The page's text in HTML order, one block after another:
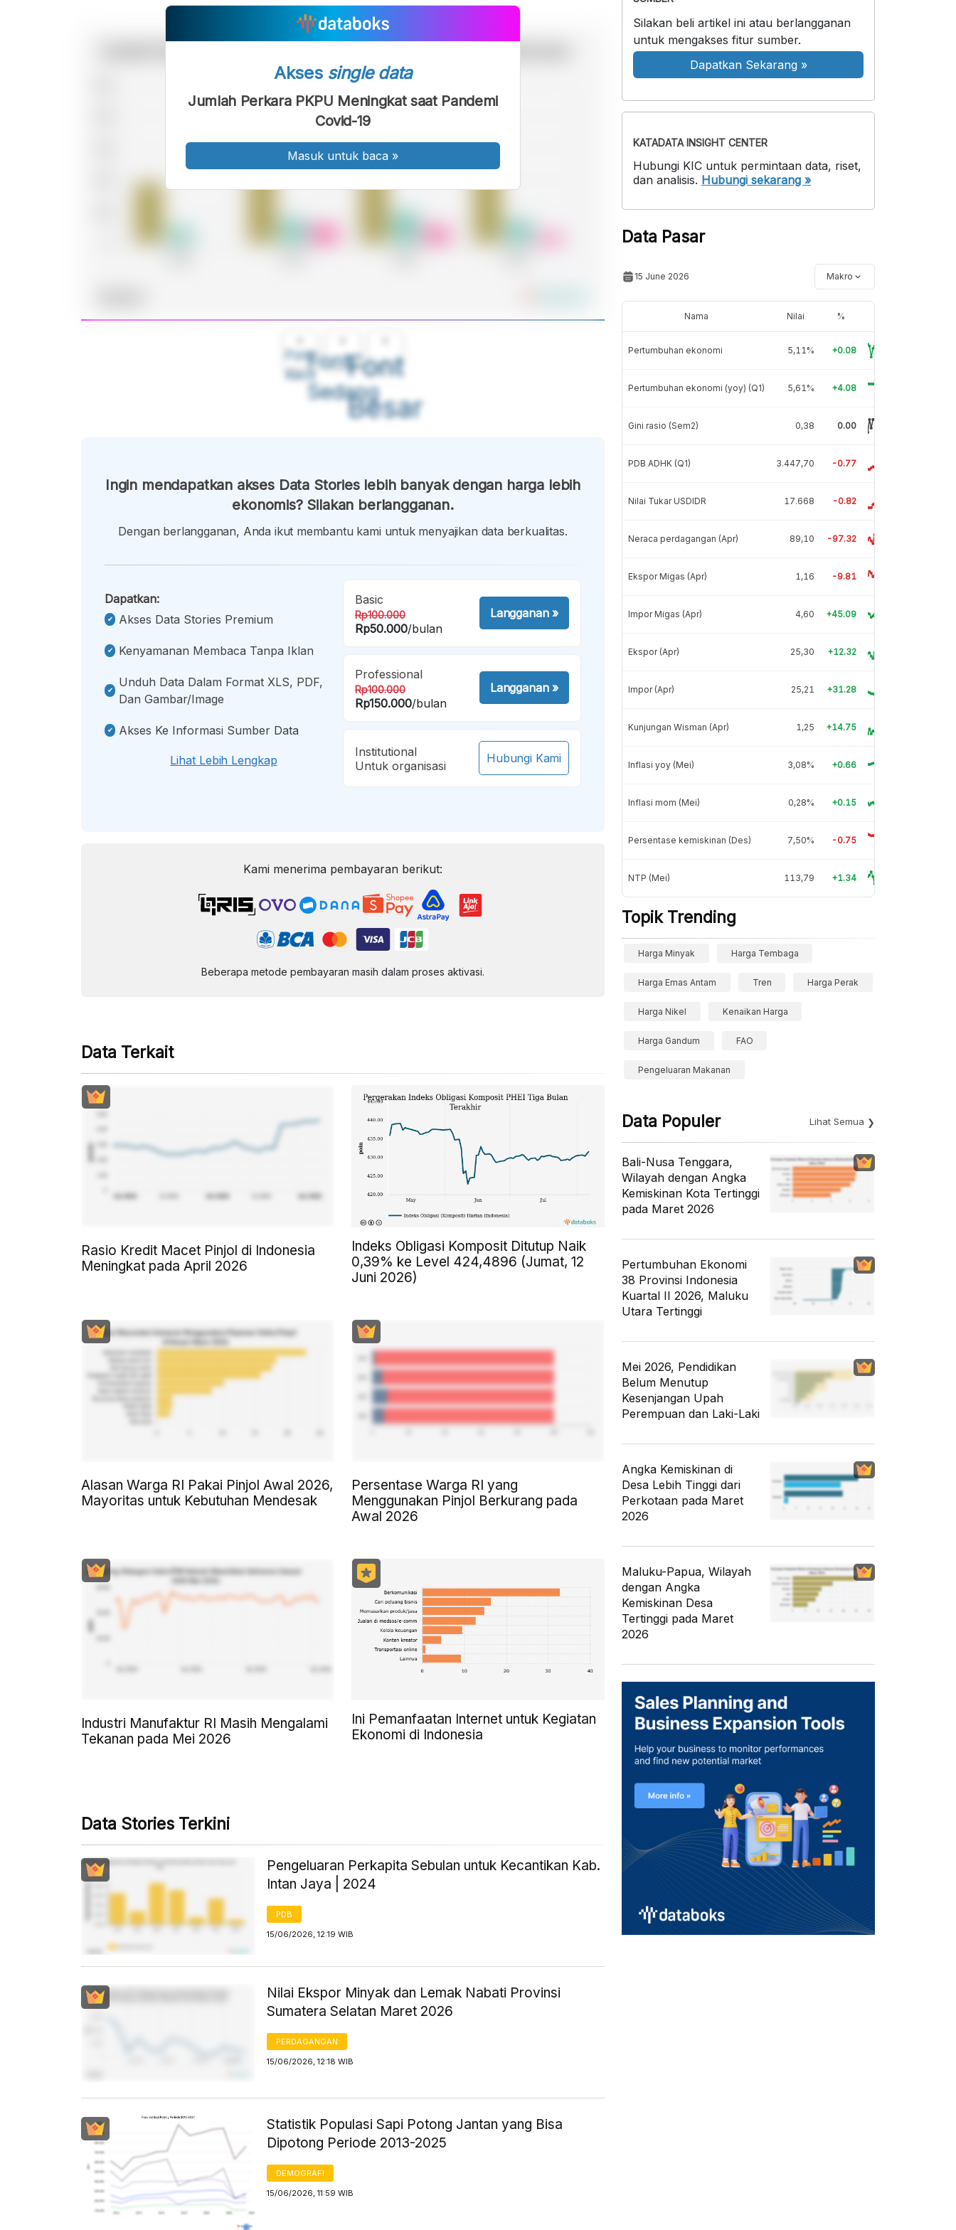
Font
Kecil
Font
Sedang
Font
Besar
Akses single data
Jumlah Perkara PKPU Meningkat saat Pandemi
Covid-19
Masuk untuk baca »
Ingin mendapatkan akses Data Stories lebih banyak dengan harga lebih
ekonomis? Silakan berlangganan.
Dengan berlangganan, Anda ikut membantu kami untuk menyajikan data berkualitas.
Dapatkan:
Akses Data Stories Premium
Kenyamanan Membaca Tanpa Iklan
Unduh Data Dalam Format XLS, PDF,
Dan Gambar/image
Akses Ke Informasi Sumber Data
Lihat Lebih Lengkap
Basic
Rp100.000
Rp50.000/bulan
Langganan»
Professional
Rp100.000
Rp150.000/bulan
Langganan»
Institutional
Untuk organisasi
Hubungi Kami
Kami menerima pembayaran berikut:
Beberapa metode pembayaran masih dalam proses aktivasi.
Data Terkait
Rasio Kredit Macet Pinjol di Indonesia
Meningkat pada April 2026
Indeks Obligasi Komposit Ditutup Naik
0,39% ke Level 424,4896 (Jumat, 12
Juni 2026)
Alasan Warga RI Pakai Pinjol Awal 2026,
Mayoritas untuk Kebutuhan Mendesak
Persentase Warga RI yang
Menggunakan Pinjol Berkurang pada
Awal 2026
Industri Manufaktur RI Masih Mengalami
Tekanan pada Mei 2026
Ini Pemanfaatan Internet untuk Kegiatan
Ekonomi di Indonesia
Data Stories Terkini
Pengeluaran Perkapita Sebulan untuk Kecantikan Kab.
Intan Jaya | 2024
PDB
15/06/2026, 12:19 WIB
Nilai Ekspor Minyak dan Lemak Nabati Provinsi
Sumatera Selatan Maret 2026
PERDAGANGAN
15/06/2026, 12:18 WIB
Statistik Populasi Sapi Potong Jantan yang Bisa
Dipotong Periode 2013-2025
DEMOGRAFI
15/06/2026, 11:59 WIB
Silakan beli artikel ini atau berlangganan
untuk mengakses fitur sumber.
Dapatkan Sekarang »
KATADATA INSIGHT CENTER
Hubungi KIC untuk permintaan data, riset,
dan analisis. Hubungi sekarang »
Data Pasar
15 June 2026 Makro
Nama Nilai %
Pertumbuhan ekonomi 5,11% +0.08
Pertumbuhan ekonomi (yoy) (Q1) 5,61% +4.08
Gini rasio (Sem2) 0,38 0.00
PDB ADHK (Q1) 3.447,70 -0.77
Nilai Tukar USDIDR 17.668 -0.82
Neraca perdagangan (Apr) 89,10 -97.32
Ekspor Migas (Apr) 1,16 -9.81
Impor Migas (Apr) 4,60 +45.09
Ekspor (Apr) 25,30 +12.32
Impor (Apr) 25,21 +31.28
Kunjungan Wisman (Apr) 1,25 +14.75
Inflasi yoy (Mei) 3,08% +0.66
Inflasi mom (Mei) 0,28% +0.15
Persentase kemiskinan (Des) 7,50% -0.75
NTP (Mei) 113,79 +1.34
Topik Trending
Harga Minyak Harga Tembaga
Harga Emas Antam Tren Harga Perak
Harga Nikel Kenaikan Harga
Harga Gandum FAO
Pengeluaran Makanan
Data Populer Lihat Semua
Bali-Nusa Tenggara,
Wilayah dengan Angka
Kemiskinan Kota Tertinggi
pada Maret 2026
Pertumbuhan Ekonomi
38 Provinsi Indonesia
Kuartal II 2026, Maluku
Utara Tertinggi
Mei 2026, Pendidikan
Belum Menutup
Kesenjangan Upah
Perempuan dan Laki-Laki
Angka Kemiskinan di
Desa Lebih Tinggi dari
Perkotaan pada Maret
2026
Maluku-Papua, Wilayah
dengan Angka
Kemiskinan Desa
Tertinggi pada Maret
2026